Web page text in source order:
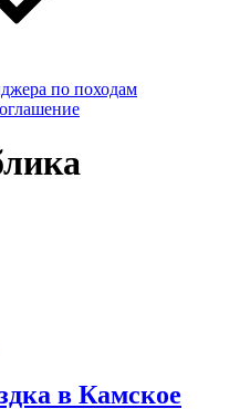
по походам
в Камское